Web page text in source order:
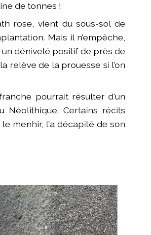
de tonnes !
rose, vient du sous-sol de
Mais il n’empêche,
dénivelé positif de près de
relève de la prouesse si l’on
pourrait résulter d'un
Certains récits
menhir, l'a décapité de son